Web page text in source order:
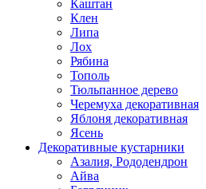
Каштан
Клен
Липа
Лох
Рябина
Тополь
Тюльпанное дерево
Черемуха декоративная
Яблоня декоративная
Ясень
Декоративные кустарники
Азалия, Рододендрон
Айва